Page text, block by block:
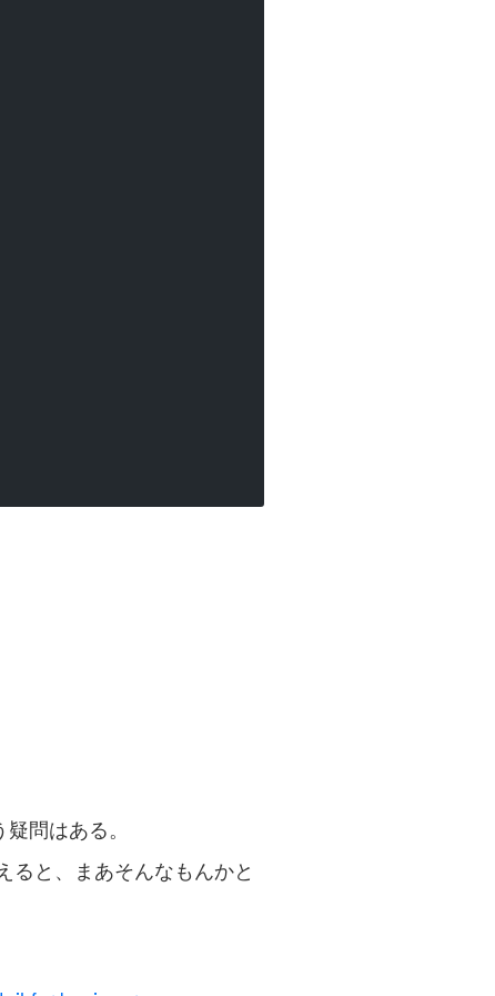
問はある。
ると、まあそんなもんかと